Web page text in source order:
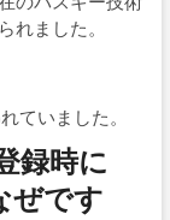
れました。
ていました。
録時に
ぜです